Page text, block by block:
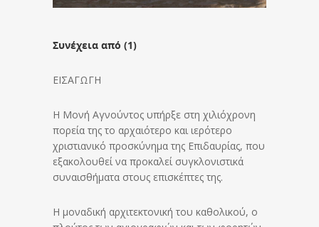
Συνέχεια από (1)
ΕΙΣΑΓΩΓΗ
Η Μονή Αγνούντος υπήρξε στη χιλιόχρονη
πορεία της το αρχαιότερο και ιερότερο
χριστιανικό προσκύνημα της Επιδαυρίας, που
εξακολουθεί να προκαλεί συγκλονιστικά
συναισθήματα στους επισκέπτες της.
Η μοναδική αρχιτεκτονική του καθολικού, ο